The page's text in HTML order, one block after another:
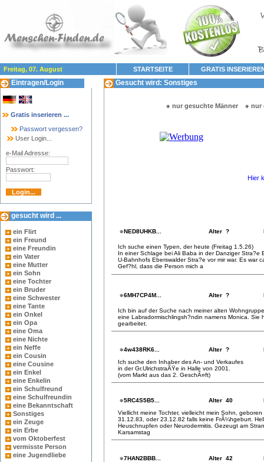
Freitag, 07. August STARTSEITE GRATIS
Eintragen/Login
Gratis inserieren ...
Passwort vergessen?
User Login...
e-Mail Adresse:
Passwort:
gesucht wird ...
ein Flirt
ein Freund
eine Freundin
ein Vater
eine Mutter
ein Sohn
eine Tochter
ein Bruder
eine Schwester
eine Tante
ein Onkel
ein Opa
eine Oma
eine Nichte
ein Neffe
ein Cousin
eine Cousine
ein Enkel
eine Enkelin
ein Schulfreund
eine Schulfreundin
eine Bekanntschaft
Sonstiges
ein Zeuge
ein Erbe
vom Oktoberfest
vermisste Person
eine Jugendliebe
Gesucht wird: Sonstiges
nur gesuchte Männer nur
Hier
NED8UHKB... Alter ?
Ich suche einen Typen, der heute (Freitag 1.5.26)
In einer Schlage bei Ali Baba in der Danziger Stra?e
U-Bahnhofs Eberswalder Stra?e vor mir war. Es war
Gef?hl, dass die Person mich a
6MH7CP4M... Alter ?
Ich bin auf der Suche nach meiner alten
eine Labradormischlingsh?ndin namens Monica. Sie
gearbeitet.
4w438RK6... Alter ?
Ich suche den Inhaber des An- und Verkaufes
in der Gr.UlrichstraÃŸe in Halle von 2001.
(vom Markt aus das 2. GeschÃ¤ft)
5RC4S5B5... Alter 40
Viellicht meine Tochter, vielleicht mein Sohn,
31.12.83, oder 23.12.82 falls keine FrÃ¼hgeburt.
Heuschnupfen oder Neurodermitis. Gezeugt am
Karsamstag
7HAN2BBB... Alter 42